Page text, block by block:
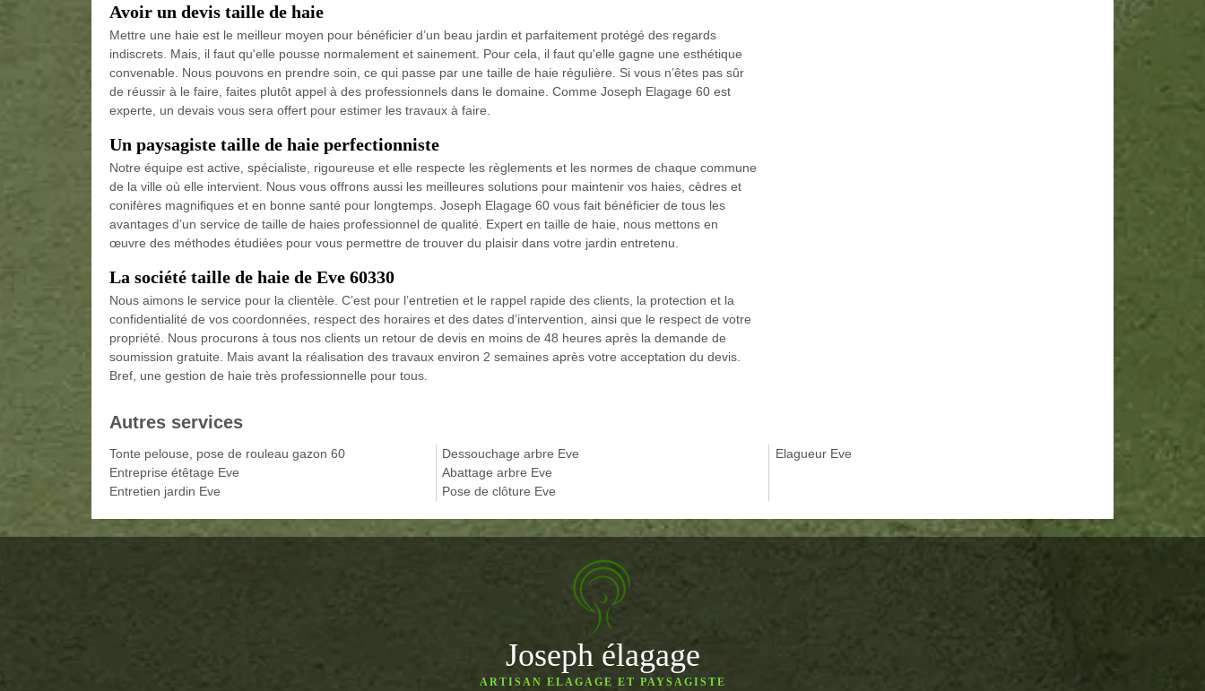
Avoir un devis taille de haie
Mettre une haie est le meilleur moyen pour bénéficier d’un beau jardin et parfaitement protégé des regards
indiscrets. Mais, il faut qu'elle pousse normalement et sainement. Pour cela, il faut qu'elle gagne une esthétique
convenable. Nous pouvons en prendre soin, ce qui passe par une taille de haie régulière. Si vous n’êtes pas sûr
de réussir à le faire, faites plutôt appel à des professionnels dans le domaine. Comme Joseph Elagage 60 est
experte, un devais vous sera offert pour estimer les travaux à faire.
Un paysagiste taille de haie perfectionniste
Notre équipe est active, spécialiste, rigoureuse et elle respecte les règlements et les normes de chaque commune
de la ville où elle intervient. Nous vous offrons aussi les meilleures solutions pour maintenir vos haies, cèdres et
conifères magnifiques et en bonne santé pour longtemps. Joseph Elagage 60 vous fait bénéficier de tous les
avantages d’un service de taille de haies professionnel de qualité. Expert en taille de haie, nous mettons en
œuvre des méthodes étudiées pour vous permettre de trouver du plaisir dans votre jardin entretenu.
La société taille de haie de Eve 60330
Nous aimons le service pour la clientèle. C’est pour l’entretien et le rappel rapide des clients, la protection et la
confidentialité de vos coordonnées, respect des horaires et des dates d’intervention, ainsi que le respect de votre
propriété. Nous procurons à tous nos clients un retour de devis en moins de 48 heures après la demande de
soumission gratuite. Mais avant la réalisation des travaux environ 2 semaines après votre acceptation du devis.
Bref, une gestion de haie très professionnelle pour tous.
Autres services
Tonte pelouse, pose de rouleau gazon 60
Entreprise étêtage Eve
Entretien jardin Eve
Dessouchage arbre Eve
Abattage arbre Eve
Pose de clôture Eve
Elagueur Eve
Joseph élagage
ARTISAN ELAGAGE ET PAYSAGISTE